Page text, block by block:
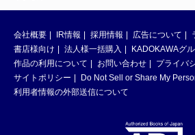
会社概要 IR情報 採用情報 広告について
書店様向け
法人様一括購入
KADOKAWAグ
作品の利用について
お問い合わせ
プライバ
サイトポリシー
Do Not Sell or Share My
利用者情報の外部送信について